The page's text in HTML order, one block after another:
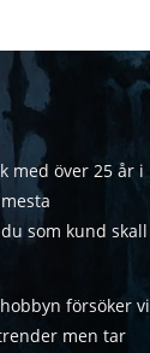
med över 25 år i
som kund skall
försöker vi
men tar